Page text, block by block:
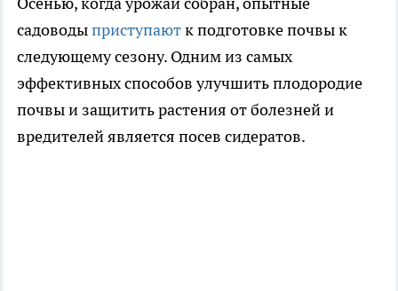
садоводыприступаютк подготовке почвы к
следующему сезону. Одним из самых
эффективных способов улучшить плодородие
почвы и защитить растения от болезней и
вредителей является посев сидератов.